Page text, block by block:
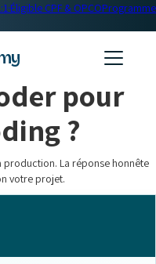
·Éligible CPF & OPCOProgramme
pour
?
La réponse honnête
votre projet.